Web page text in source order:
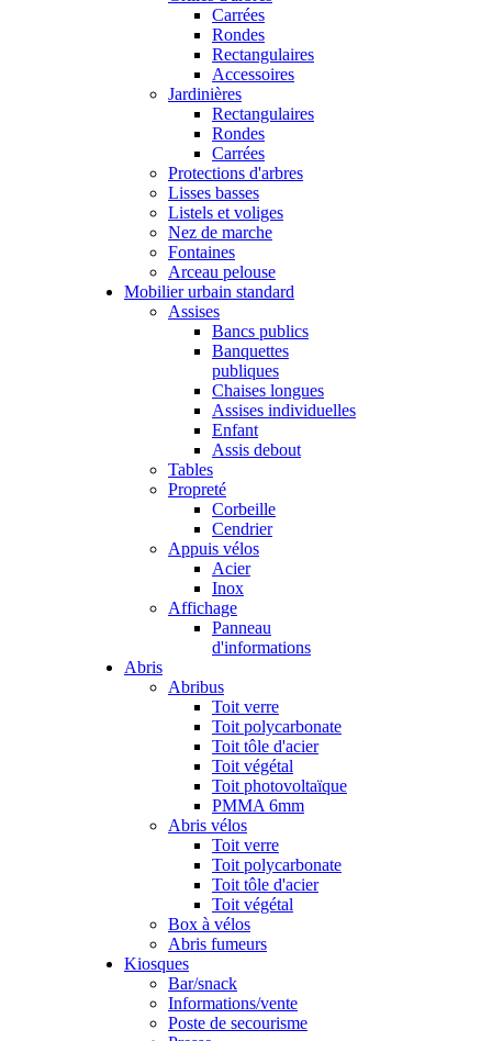
Carrées
Rondes
Rectangulaires
Accessoires
Jardinières
Rectangulaires
Rondes
Carrées
Protections d'arbres
Lisses basses
Listels et voliges
Nez de marche
Fontaines
Arceau pelouse
Mobilier urbain standard
Assises
Bancs publics
Banquettes
publiques
Chaises longues
Assises individuelles
Enfant
Assis debout
Tables
Propreté
Corbeille
Cendrier
Appuis vélos
Acier
Inox
Affichage
Panneau
d'informations
Abris
Abribus
Toit verre
Toit polycarbonate
Toit tôle d'acier
Toit végétal
Toit photovoltaïque
PMMA 6mm
Abris vélos
Toit verre
Toit polycarbonate
Toit tôle d'acier
Toit végétal
Box à vélos
Abris fumeurs
Kiosques
Bar/snack
Informations/vente
Poste de secourisme